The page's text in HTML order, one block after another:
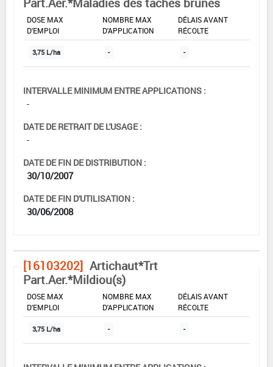
DOSE MAX
D'EMPLOI
NOMBRE MAX
D'APPLICATION
DÉLAIS AVANT
RÉCOLTE
3,75 L/ha - -
INTERVALLE MINIMUM ENTRE APPLICATIONS :
-
DATE DE RETRAIT DE L'USAGE :
-
DATE DE FIN DE DISTRIBUTION :
30/10/2007
DATE DE FIN D'UTILISATION :
30/06/2008
[16103202] Artichaut*Trt
Part.Aer.*Mildiou(s)
DOSE MAX
D'EMPLOI
NOMBRE MAX
D'APPLICATION
DÉLAIS AVANT
RÉCOLTE
3,75 L/ha - -